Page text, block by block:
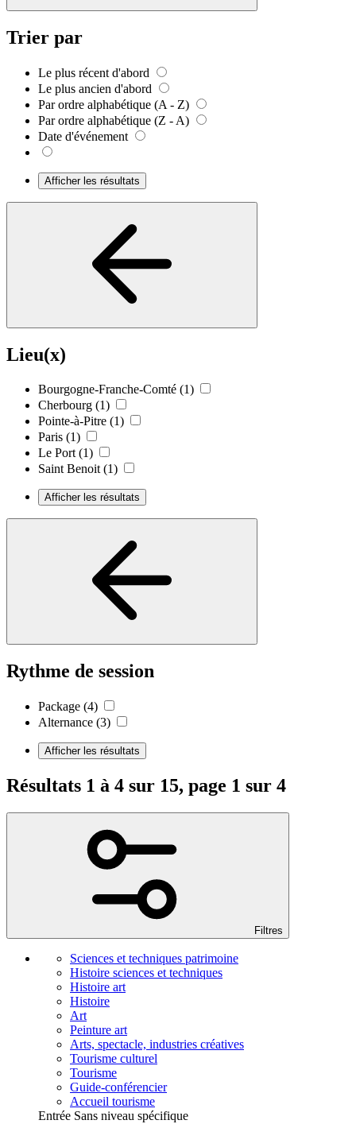
Trier par
Le plus récent d'abord
Le plus ancien d'abord
Par ordre alphabétique (A - Z)
Par ordre alphabétique (Z - A)
Date d'événement
Afficher les résultats
Lieu(x)
Bourgogne-Franche-Comté (1)
Cherbourg (1)
Pointe-à-Pitre (1)
Paris (1)
Le Port (1)
Saint Benoit (1)
Afficher les résultats
Rythme de session
Package (4)
Alternance (3)
Afficher les résultats
Résultats 1 à 4 sur 15, page 1 sur 4
Filtres
Sciences et techniques patrimoine
Histoire sciences et techniques
Histoire art
Histoire
Art
Peinture art
Arts, spectacle, industries créatives
Tourisme culturel
Tourisme
Guide-conférencier
Accueil tourisme
Entrée Sans niveau spécifique